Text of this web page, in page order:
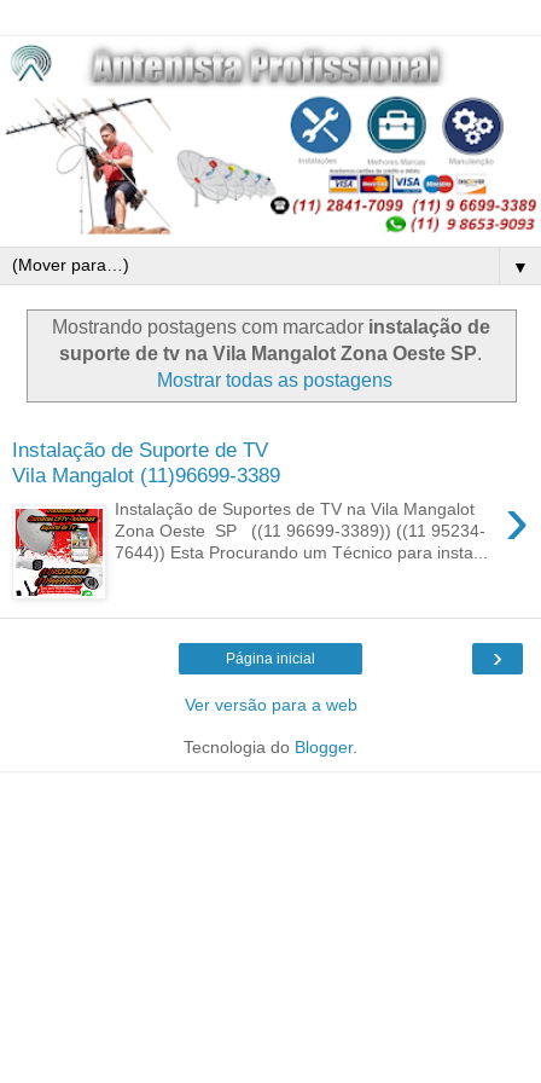
▼
Mostrando postagens com marcador instalação de
suporte de tv na Vila Mangalot Zona Oeste SP.
Mostrar todas as postagens
Instalação de Suporte de TV
Vila Mangalot (11)96699-3389
›
Instalação de Suportes de TV na Vila Mangalot
Zona Oeste SP ((11 96699-3389)) ((11 95234-
7644)) Esta Procurando um Técnico para insta...
›
Página inicial
Ver versão para a web
Tecnologia do Blogger.